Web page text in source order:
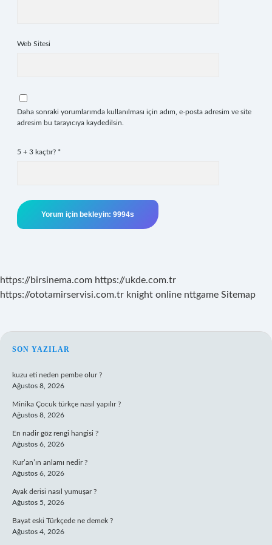
Web Sitesi
Daha sonraki yorumlarımda kullanılması için adım, e-posta adresim ve site
adresim bu tarayıcıya kaydedilsin.
5 + 3 kaçtır? *
https://birsinema.com https://ukde.com.tr
https://ototamirservisi.com.tr knight online nttgame Sitemap
SIDEBAR
SON YAZILAR
kuzu eti neden pembe olur ?
Ağustos 8, 2026
Minika Çocuk türkçe nasıl yapılır ?
Ağustos 8, 2026
En nadir göz rengi hangisi ?
Ağustos 6, 2026
Kur’an’ın anlamı nedir ?
Ağustos 6, 2026
Ayak derisi nasıl yumuşar ?
Ağustos 5, 2026
Bayat eski Türkçede ne demek ?
Ağustos 4, 2026